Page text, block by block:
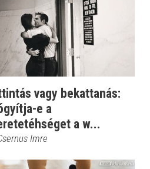
vagy bekattanás:
e a
a w...
Imre